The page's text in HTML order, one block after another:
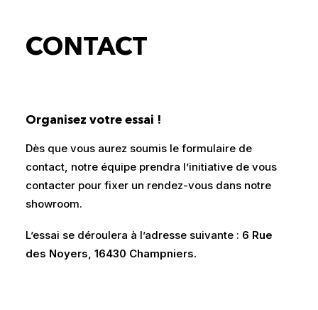
CONTACT
Organisez votre essai !
Dès que vous aurez soumis le formulaire de
contact, notre équipe prendra l’initiative de vous
contacter pour fixer un rendez-vous dans notre
showroom.
L’essai se déroulera à l’adresse suivante : 6 Rue
des Noyers, 16430 Champniers.